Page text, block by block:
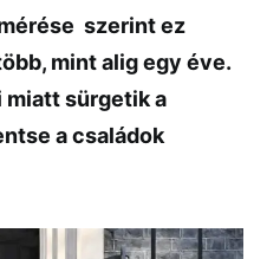
szerint ez
mint alig egy éve.
miatt sürgetik a
a családok